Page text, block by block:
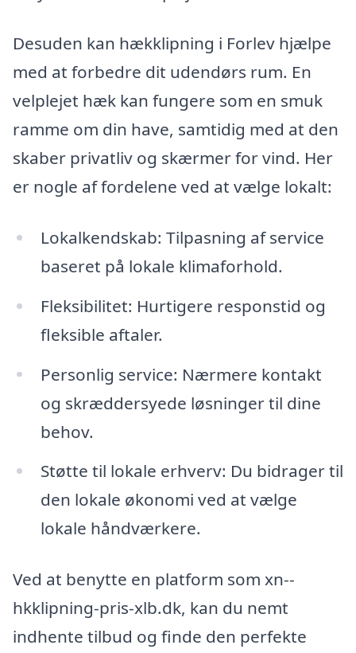
Desuden kan hækklipning i Forlev hjælpe
med at forbedre dit udendørs rum. En
velplejet hæk kan fungere som en smuk
ramme om din have, samtidig med at den
skaber privatliv og skærmer for vind. Her
er nogle af fordelene ved at vælge lokalt:
Lokalkendskab: Tilpasning af service
baseret på lokale klimaforhold.
Fleksibilitet: Hurtigere responstid og
fleksible aftaler.
Personlig service: Nærmere kontakt
og skræddersyede løsninger til dine
behov.
Støtte til lokale erhverv: Du bidrager til
den lokale økonomi ved at vælge
lokale håndværkere.
Ved at benytte en platform som xn--
hkklipning-pris-xlb.dk, kan du nemt
indhente tilbud og finde den perfekte